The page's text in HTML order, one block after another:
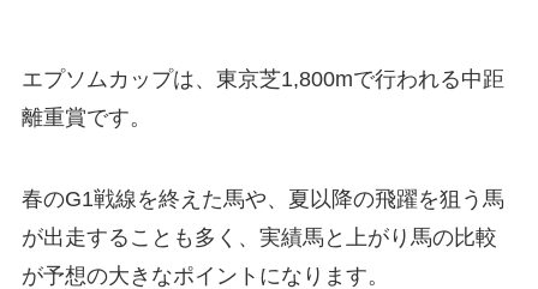
エプソムカップは、東京芝1,800mで行われる中距
離重賞です。
春のG1戦線を終えた馬や、夏以降の飛躍を狙う馬
が出走することも多く、実績馬と上がり馬の比較
が予想の大きなポイントになります。